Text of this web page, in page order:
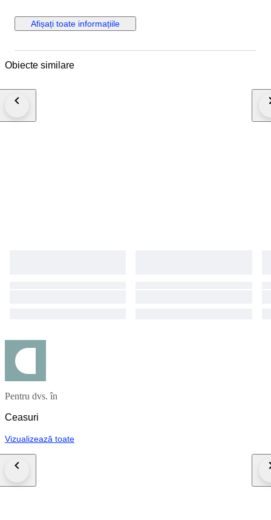
to 17.5-18 cm wrist approximately Clasp: Hidden Deployment Case Back:
Solid Condition: Worn & Very good condition Movement: Quartz
Box / No Paper (The box that appears in the photos is my shooting
sure that the items finds you as soon as possible (takes usually 3-5 days
Afișați toate informațiile
Obiecte similare
Pentru dvs. în
Ceasuri
Vizualizează toate